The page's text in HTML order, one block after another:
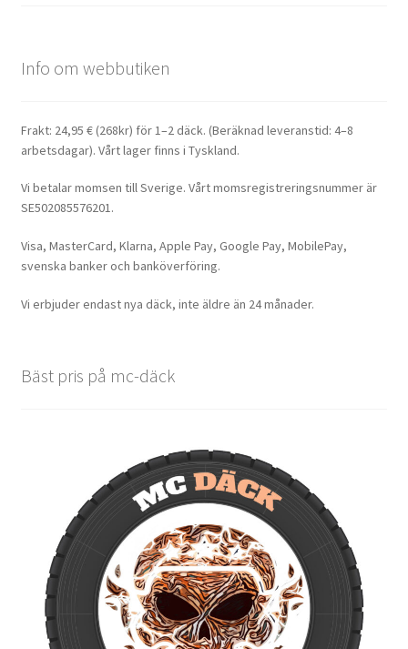
Info om webbutiken
Frakt: 24,95 € (268kr) för 1–2 däck. (Beräknad leveranstid: 4–8
arbetsdagar). Vårt lager finns i Tyskland.
Vi betalar momsen till Sverige. Vårt momsregistreringsnummer är
SE502085576201.
Visa, MasterCard, Klarna, Apple Pay, Google Pay, MobilePay,
svenska banker och banköverföring.
Vi erbjuder endast nya däck, inte äldre än 24 månader.
Bäst pris på mc-däck